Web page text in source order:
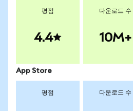
평점
4.4
다운로드 수
10M+
App Store
평점 다운로드 수